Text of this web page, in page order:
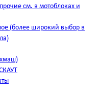
см. в мотоблоках и
(более широкий выбор в